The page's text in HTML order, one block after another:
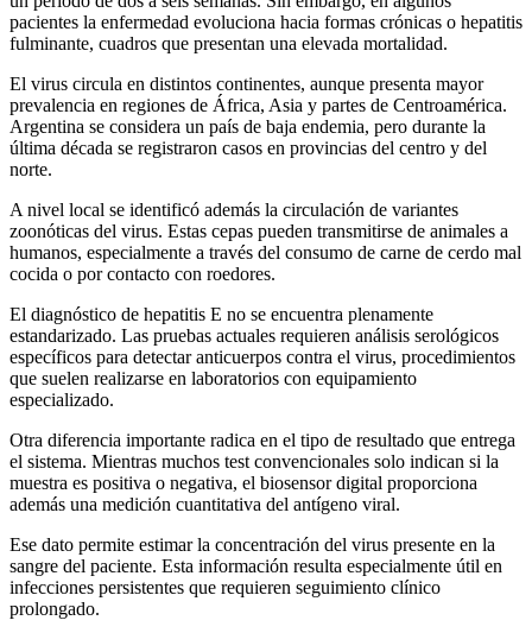
pacientes la enfermedad evoluciona hacia formas crónicas o hepatitis
fulminante, cuadros que presentan una elevada mortalidad.
El virus circula en distintos continentes, aunque presenta mayor
prevalencia en regiones de África, Asia y partes de Centroamérica.
Argentina se considera un país de baja endemia, pero durante la
última década se registraron casos en provincias del centro y del
norte.
A nivel local se identificó además la circulación de variantes
zoonóticas del virus. Estas cepas pueden transmitirse de animales a
humanos, especialmente a través del consumo de carne de cerdo mal
cocida o por contacto con roedores.
El diagnóstico de hepatitis E no se encuentra plenamente
estandarizado. Las pruebas actuales requieren análisis serológicos
específicos para detectar anticuerpos contra el virus, procedimientos
que suelen realizarse en laboratorios con equipamiento
especializado.
Otra diferencia importante radica en el tipo de resultado que entrega
el sistema. Mientras muchos test convencionales solo indican si la
muestra es positiva o negativa, el biosensor digital proporciona
además una medición cuantitativa del antígeno viral.
Ese dato permite estimar la concentración del virus presente en la
sangre del paciente. Esta información resulta especialmente útil en
infecciones persistentes que requieren seguimiento clínico
prolongado.